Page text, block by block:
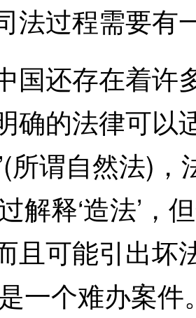
法过程需要有
还存在着许多
确的法律可以
所谓自然法)
解释‘造法’
且可能引出坏
一个难办案